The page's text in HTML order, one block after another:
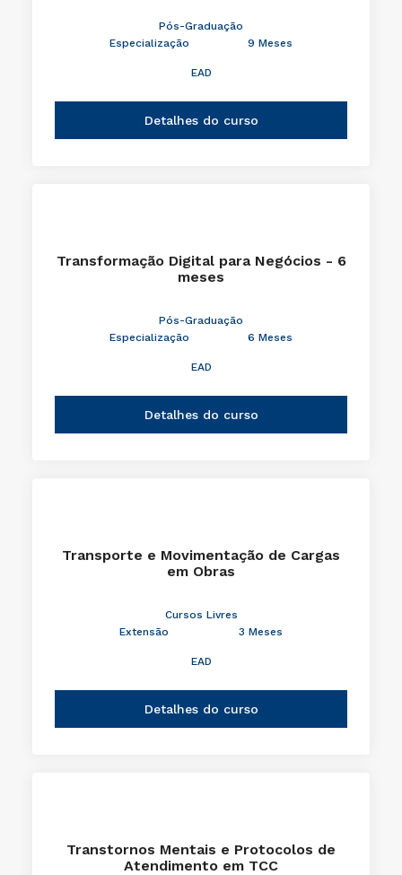
Pós-Graduação
Especialização
9 Meses
EAD
Detalhes do curso
Transformação Digital para Negócios - 6
meses
Pós-Graduação
Especialização
6 Meses
EAD
Detalhes do curso
Transporte e Movimentação de Cargas
em Obras
Cursos Livres
Extensão
3 Meses
EAD
Detalhes do curso
Transtornos Mentais e Protocolos de
Atendimento em TCC